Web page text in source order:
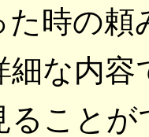
た時の
細な内容
ること